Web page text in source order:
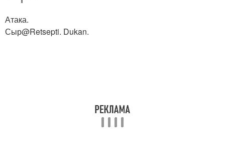
Атака.
Сыр@Retsepti. Dukan.